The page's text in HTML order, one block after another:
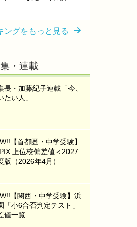
ングをもっと見る
・連載
長・加藤紀子連載「今、
たい人」
【首都圏・中学受験】
上位校偏差値＜2027
版（2026年4月）
【関西・中学受験】浜
「小6合否判定テスト」
値一覧